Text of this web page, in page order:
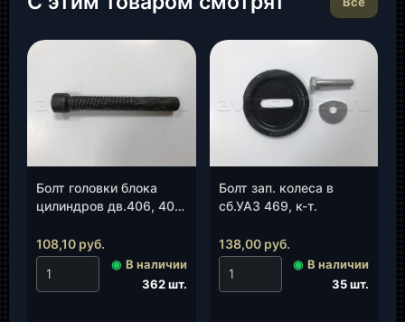
Болт головки блока
цилиндров дв.406, 409
(406.1003050-10), шт.
108,10 руб.
◉ В наличии
362 шт.
Болт зап. колеса в
сб.УАЗ 469, к-т.
138,00 руб.
◉ В наличии
35 шт.